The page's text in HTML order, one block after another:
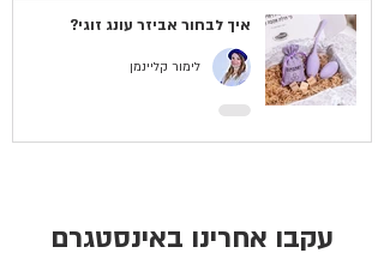
איך לבחור אביזר עונג זוגי?
לימור קליינמן
עקבו אחרינו באינסטגרם